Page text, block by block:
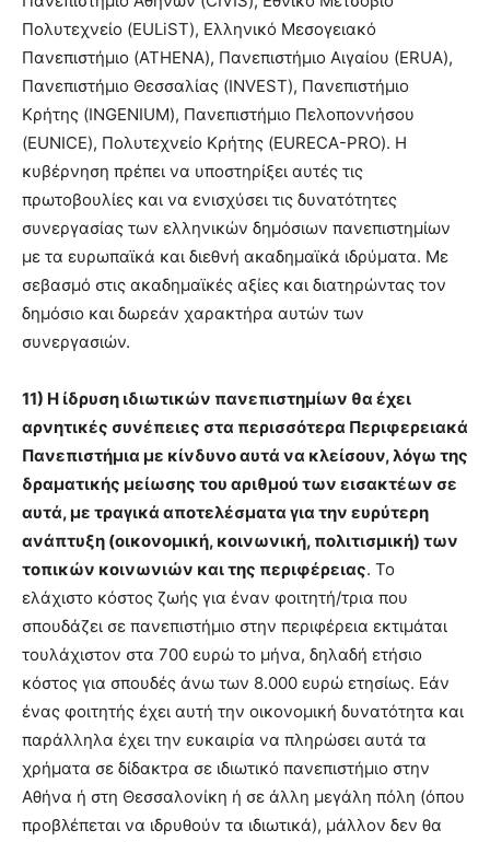
Πολυτεχνείο (EULiST), Ελληνικό Μεσογειακό
Πανεπιστήμιο (ATHENA), Πανεπιστήμιο Αιγαίου (ERUA),
Πανεπιστήμιο Θεσσαλίας (INVEST), Πανεπιστήμιο
Κρήτης (INGENIUM), Πανεπιστήμιο Πελοποννήσου
(EUNICE), Πολυτεχνείο Κρήτης (EURECA-PRO). Η
κυβέρνηση πρέπει να υποστηρίξει αυτές τις
πρωτοβουλίες και να ενισχύσει τις δυνατότητες
συνεργασίας των ελληνικών δημόσιων πανεπιστημίων
με τα ευρωπαϊκά και διεθνή ακαδημαϊκά ιδρύματα. Με
σεβασμό στις ακαδημαϊκές αξίες και διατηρώντας τον
δημόσιο και δωρεάν χαρακτήρα αυτών των
συνεργασιών.
11) Η ίδρυση ιδιωτικών πανεπιστημίων θα έχει
αρνητικές συνέπειες στα περισσότερα Περιφερειακά
Πανεπιστήμια με κίνδυνο αυτά να κλείσουν, λόγω της
δραματικής μείωσης του αριθμού των εισακτέων σε
αυτά, με τραγικά αποτελέσματα για την ευρύτερη
ανάπτυξη (οικονομική, κοινωνική, πολιτισμική) των
τοπικών κοινωνιών και της περιφέρειας. Το
ελάχιστο κόστος ζωής για έναν φοιτητή/τρια που
σπουδάζει σε πανεπιστήμιο στην περιφέρεια εκτιμάται
τουλάχιστον στα 700 ευρώ το μήνα, δηλαδή ετήσιο
κόστος για σπουδές άνω των 8.000 ευρώ ετησίως. Εάν
ένας φοιτητής έχει αυτή την οικονομική δυνατότητα και
παράλληλα έχει την ευκαιρία να πληρώσει αυτά τα
χρήματα σε δίδακτρα σε ιδιωτικό πανεπιστήμιο στην
Αθήνα ή στη Θεσσαλονίκη ή σε άλλη μεγάλη πόλη (όπου
προβλέπεται να ιδρυθούν τα ιδιωτικά), μάλλον δεν θα